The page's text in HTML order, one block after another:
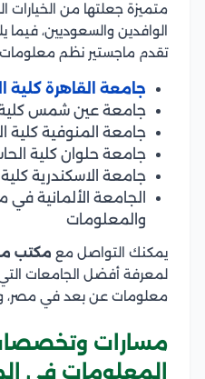
متميزة جعلتها من الخيارات
الوافدين والسعوديين،
تقدم ماجستير نظم
جامعة القاهرة كلية
جامعة عين شمس كلية
جامعة المنوفية كلية
جامعة حلوان كلية
جامعة الاسكندرية
الجامعة الألمانية
والمعلومات
يمكنك التواصل مع مكتب
لمعرفة أفضل الجامعات
معلومات عن بعد في مصر،
مسارات
المعلومات في